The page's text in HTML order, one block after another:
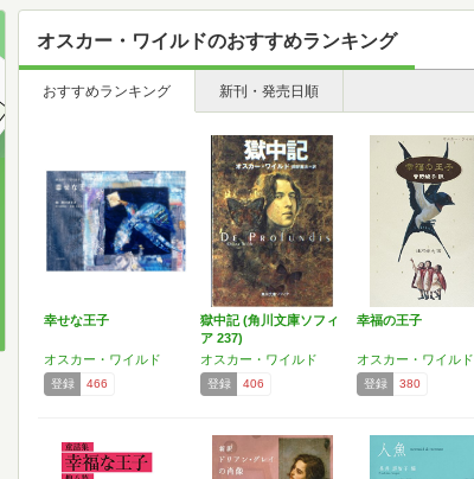
オスカー・ワイルドのおすすめランキング
おすすめランキング 新刊・発売日順
幸せな王子
オスカー・ワイルド
登録 466
獄中記 (角川文庫ソフィ
ア 237)
オスカー・ワイルド
登録 406
幸福の王子
オスカー・ワイルド
登録 380